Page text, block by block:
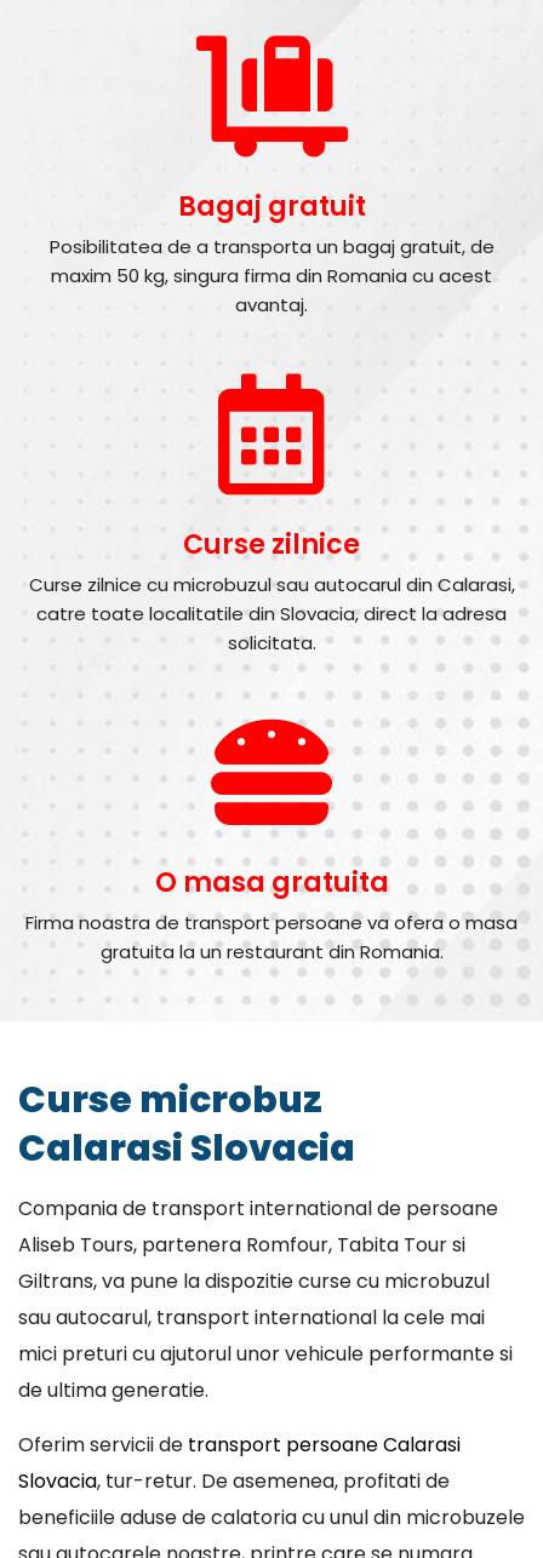
Bagaj gratuit
Posibilitatea de a transporta un bagaj gratuit, de
maxim 50 kg, singura firma din Romania cu acest
avantaj.
Curse zilnice
Curse zilnice cu microbuzul sau autocarul din Calarasi,
catre toate localitatile din Slovacia, direct la adresa
solicitata.
O masa gratuita
Firma noastra de transport persoane va ofera o masa
gratuita la un restaurant din Romania.
Curse microbuz
Calarasi Slovacia
Compania de transport international de persoane
Aliseb Tours, partenera Romfour, Tabita Tour si
Giltrans, va pune la dispozitie curse cu microbuzul
sau autocarul, transport international la cele mai
mici preturi cu ajutorul unor vehicule performante si
de ultima generatie.
Oferim servicii de transport persoane Calarasi
Slovacia, tur-retur. De asemenea, profitati de
beneficiile aduse de calatoria cu unul din microbuzele